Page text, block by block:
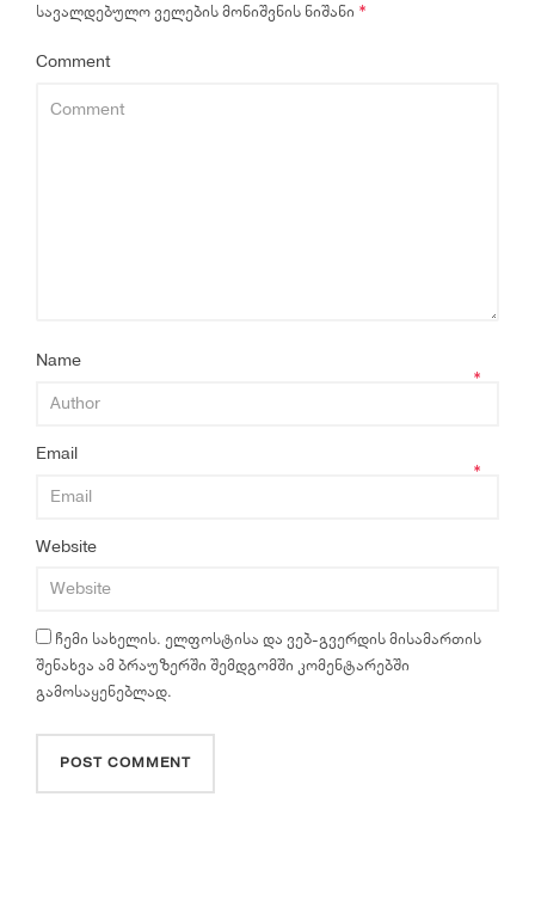
სავალდებულო ველების მონიშვნის ნიშანი *
Comment
Name
*
Email
*
Website
ჩემი სახელის. ელფოსტისა და ვებ-გვერდის მისამართის
შენახვა ამ ბრაუზერში შემდგომში კომენტარებში
გამოსაყენებლად.